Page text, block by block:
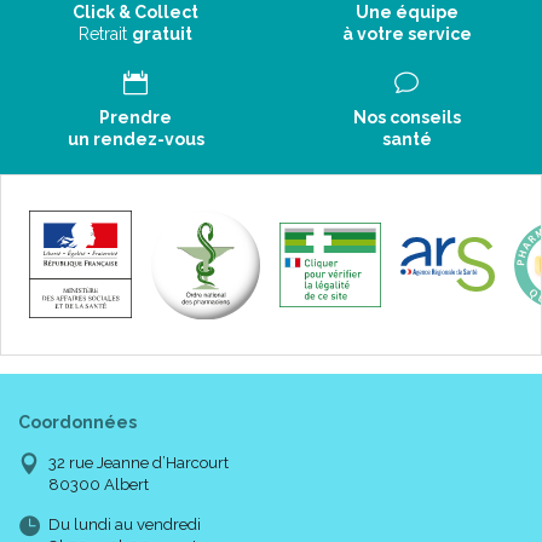
Au coeur de la formule :
assécher.
Les garanties qualité :
Sans paraben.
Testé sous contrôle dermatologique.
Précautions d' emploi :
claire.
Composition :
Click & Collect
Retrait gratuit
Une équipe
à votre service
Prendre
un rendez-vous
Nos conseils
santé
Coordonnées
32 rue Jeanne d’Harcourt
80300 Albert
Du lundi au vendredi